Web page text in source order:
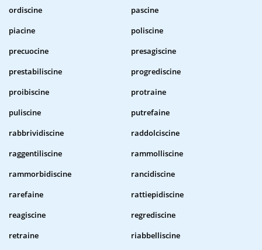
ordiscine
pascine
piacine
poliscine
precuocine
presagiscine
prestabiliscine
progrediscine
proibiscine
protraine
puliscine
putrefaine
rabbrividiscine
raddolciscine
raggentiliscine
rammolliscine
rammorbidiscine
rancidiscine
rarefaine
rattiepidiscine
reagiscine
regrediscine
retraine
riabbelliscine